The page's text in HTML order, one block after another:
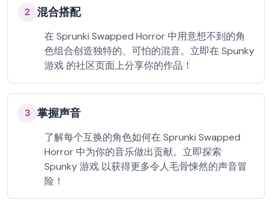
2 混合搭配
在 Sprunki Swapped Horror 中用意想不到的角
色组合创造独特的、可怕的混音。立即在 Spunky
游戏 的社区页面上分享你的作品！
3 掌握声音
了解每个互换的角色如何在 Sprunki Swapped
Horror 中为你的音乐做出贡献。立即探索
Spunky 游戏 以获得更多令人毛骨悚然的声音冒
险！